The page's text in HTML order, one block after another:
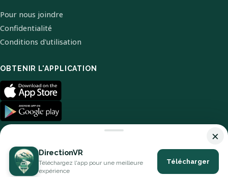
Pour nous joindre
Confidentialité
Conditions d'utilisation
OBTENIR L'APPLICATION
© 2026 DirectionVR. Tous droits réservés.
×
DirectionVR
Téléchargez l'app pour une meilleure
expérience
Télécharger